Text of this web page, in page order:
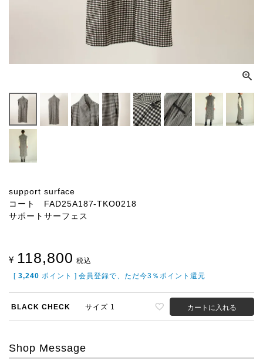
support surface
コート FAD25A187-TKO0218
サポートサーフェス
¥ 118,800 税込
[ 3,240 ポイント ] 会員登録で、ただ今3％ポイント還元
BLACK CHECK サイズ 1 カートに入れる
Shop Message